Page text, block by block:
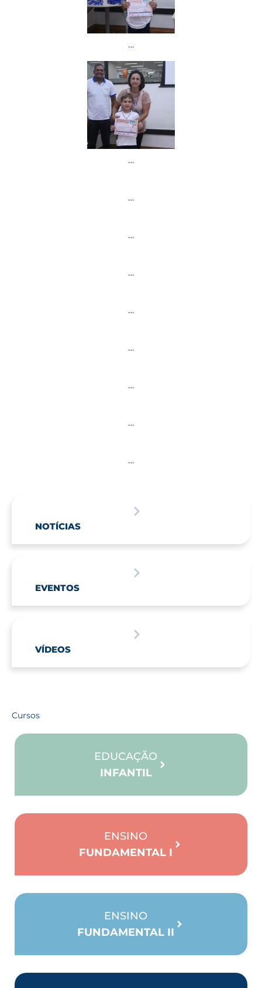
…
…
…
…
…
…
…
…
…
…
NOTÍCIAS
EVENTOS
VÍDEOS
Cursos
EDUCAÇÃO
INFANTIL
ENSINO
FUNDAMENTAL I
ENSINO
FUNDAMENTAL II